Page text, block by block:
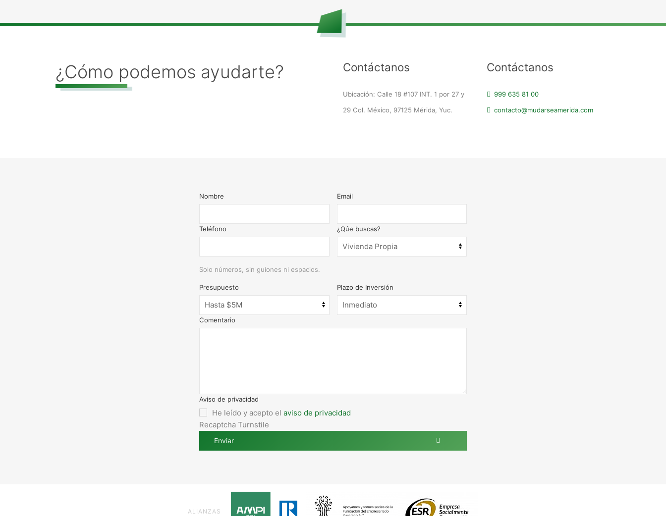
¿Cómo podemos ayudarte? Contáctanos
Ubicación: Calle 18 #107 INT. 1 por 27 y
29 Col. México, 97125 Mérida, Yuc.
Contáctanos
999 635 81 00
contacto@mudarseamerida.com
Nombre Email
Teléfono
Solo números, sin guiones ni espacios.
¿Qúe buscas?
Presupuesto Plazo de Inversión
Comentario
Aviso de privacidad
He leído y acepto el aviso de privacidad
Recaptcha Turnstile
Enviar
ALIANZAS